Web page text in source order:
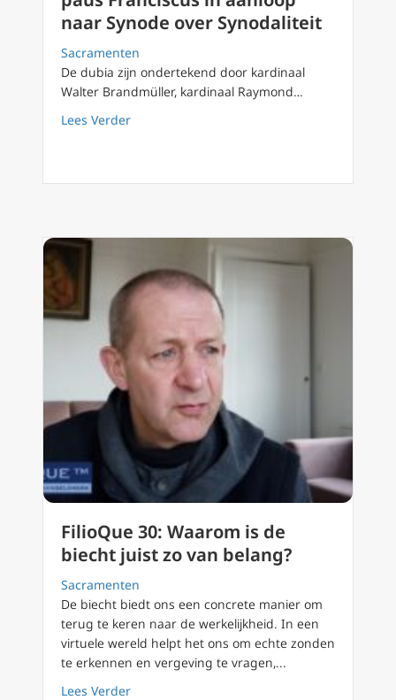
naar Synode over Synodaliteit
Sacramenten
De dubia zijn ondertekend door kardinaal
Walter Brandmüller, kardinaal Raymond…
Lees Verderabout Kardinalen sturen ‘Dubia’ naar paus
FilioQue 30: Waarom is de
biecht juist zo van belang?
Sacramenten
De biecht biedt ons een concrete manier om
terug te keren naar de werkelijkheid. In een
virtuele wereld helpt het ons om echte zonden
te erkennen en vergeving te vragen,...
Lees Verderabout FilioQue 30: Waarom is de biecht juist